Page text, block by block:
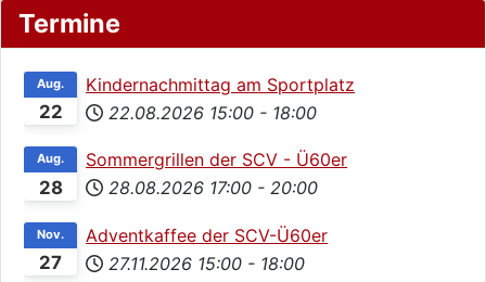
Termine
22
Aug.
Kindernachmittag am Sportplatz
22.08.2026 15:00 - 18:00
28
Aug.
Sommergrillen der SCV - Ü60er
28.08.2026 17:00 - 20:00
27
Nov.
Adventkaffee der SCV-Ü60er
27.11.2026 15:00 - 18:00